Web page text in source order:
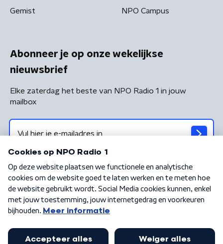
Gemist NPO Campus
Abonneer je op onze wekelijkse
nieuwsbrief
Elke zaterdag het beste van NPO Radio 1 in jouw
mailbox
Algemene voorwaarden